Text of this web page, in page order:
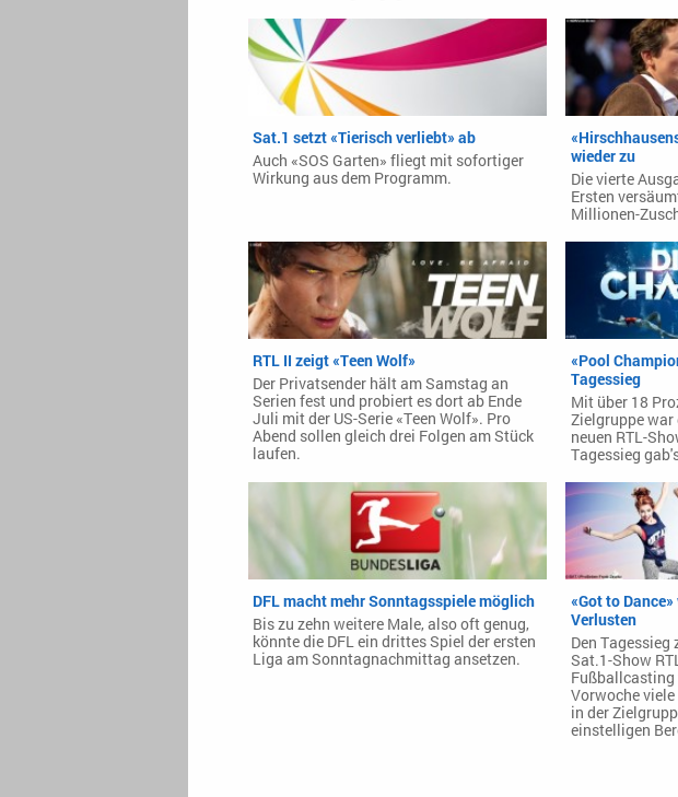
Sat.1 setzt «Tierisch verliebt» ab
Auch «SOS Garten» fliegt mit sofortiger
Wirkung aus dem Programm.
wieder zu
Die vierte
Ersten
Millionen-
RTL II zeigt «Teen Wolf»
Der Privatsender hält am Samstag an
Serien fest und probiert es dort ab Ende
Juli mit der US-Serie «Teen Wolf». Pro
Abend sollen gleich drei Folgen am Stück
laufen.
«Pool
Tagessieg
Mit über 18
Zielgruppe war
neuen RTL-
Tagessieg
DFL macht mehr Sonntagsspiele möglich
Bis zu zehn weitere Male, also oft genug,
könnte die DFL ein drittes Spiel der ersten
Liga am Sonntagnachmittag ansetzen.
«Got to
Verlusten
Den
Sat.1-Show
Fußballcasting
Vorwoche
in der
einstelligen